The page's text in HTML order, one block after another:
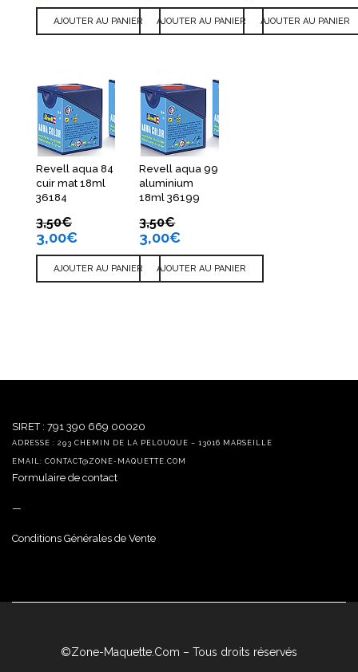
AJOUTER AU PANIER AJOUTER AU PANIER AJOUTER AU PANIER
Revell aqua 84
cuir mat 18ml
36184
3,50€
3,00€
AJOUTER AU PANIER
Revell aqua 99
aluminium
18ml 36199
3,50€
3,00€
AJOUTER AU PANIER
SIRET : 791 390 669 00020
ADRESSE : 293 CHEMIN DE LA PELOUQUE – 13016 MARSEILLE
EMAIL: CONTACT@ZONE-MAQUETTE.COM
Formulaire de contact
—
Conditions Générales de Vente
©Zone-Maquette.Com – Tous droits réservés